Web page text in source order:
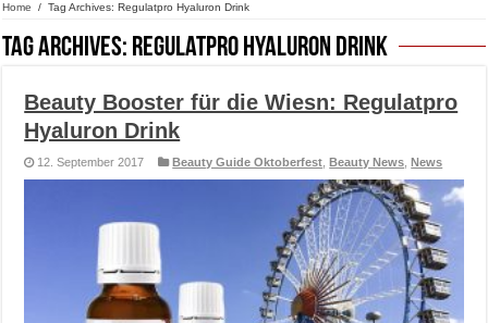
Home / Tag Archives: Regulatpro Hyaluron Drink
Tag Archives: Regulatpro Hyaluron Drink
Beauty Booster für die Wiesn: Regulatpro
Hyaluron Drink
12. September 2017 Beauty Guide Oktoberfest ,Beauty News ,News